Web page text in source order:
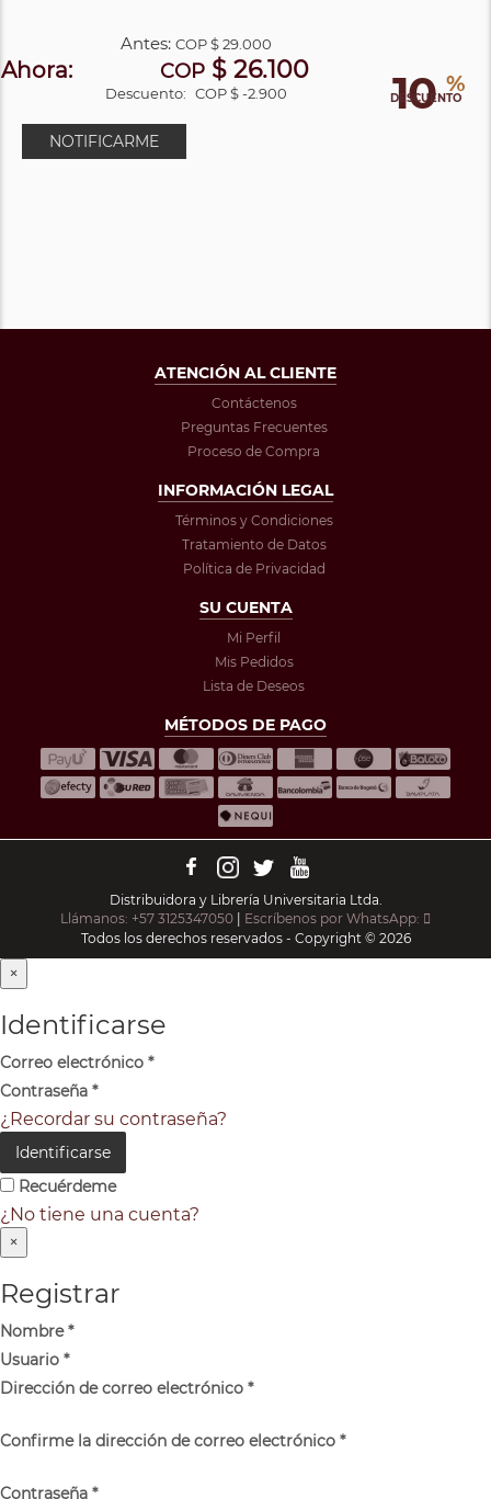
10 %
DESCUENTO
Antes:COP$ 29.000
Ahora: COP $ 26.100
Descuento: COP $ -2.900
NOTIFICARME
ATENCIÓN AL CLIENTE
Contáctenos
Preguntas Frecuentes
Proceso de Compra
INFORMACIÓN LEGAL
Términos y Condiciones
Tratamiento de Datos
Política de Privacidad
SU CUENTA
Mi Perfil
Mis Pedidos
Lista de Deseos
MÉTODOS DE PAGO
Distribuidora y Librería Universitaria Ltda.
Llámanos: +57 3125347050 | Escríbenos por WhatsApp:
Todos los derechos reservados - Copyright © 2026
×
Identificarse
Correo electrónico *
Contraseña *
¿Recordar su contraseña?
Identificarse
Recuérdeme
¿No tiene una cuenta?
×
Registrar
Nombre*
Usuario *
Dirección de correo electrónico *
Confirme la dirección de correo electrónico *
Contraseña *